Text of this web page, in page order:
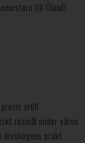
till Öland!
intill
resmål under våren
lövskogens prakt